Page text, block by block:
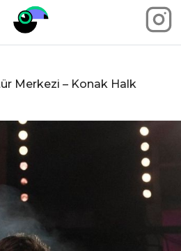
Merkezi – Konak Halk